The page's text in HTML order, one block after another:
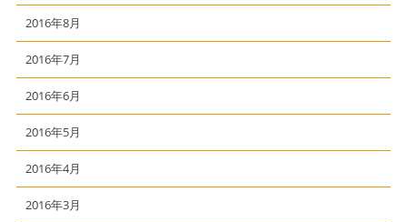
2016年8月
2016年7月
2016年6月
2016年5月
2016年4月
2016年3月